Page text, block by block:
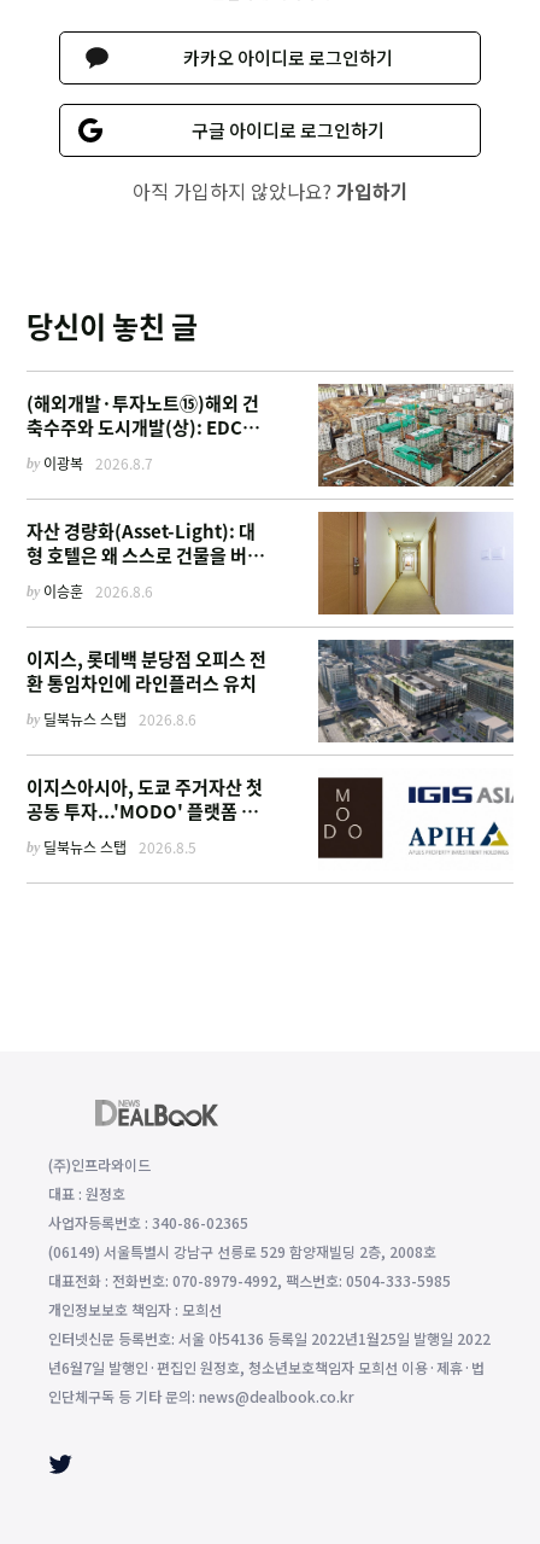
카카오 아이디로 로그인하기
구글 아이디로 로그인하기
아직 가입하지 않았나요? 가입하기
당신이 놓친 글
(해외개발·투자노트⑮)해외 건
축수주와 도시개발(상): EDCF
부터 계열사 진출 위한 복합시설
까지
by 이광복 2026.8.7
자산 경량화(Asset-Light): 대
형 호텔은 왜 스스로 건물을 버리
고 '이름'만 팔기 시작했을까
by 이승훈 2026.8.6
이지스, 롯데백 분당점 오피스 전
환 통임차인에 라인플러스 유치
by 딜북뉴스 스탭 2026.8.6
이지스아시아, 도쿄 주거자산 첫
공동 투자...'MODO' 플랫폼 가
동
by 딜북뉴스 스탭 2026.8.5
(주)인프라와이드
대표 : 원정호
사업자등록번호 : 340-86-02365
(06149) 서울특별시 강남구 선릉로 529 함양재빌딩 2층, 2008호
대표전화 : 전화번호: 070-8979-4992, 팩스번호: 0504-333-5985
개인정보보호 책임자 : 모희선
인터넷신문 등록번호: 서울 아54136 등록일 2022년1월25일 발행일 2022
년6월7일 발행인·편집인 원정호, 청소년보호책임자 모희선 이용·제휴·법
인단체구독 등 기타 문의: news@dealbook.co.kr